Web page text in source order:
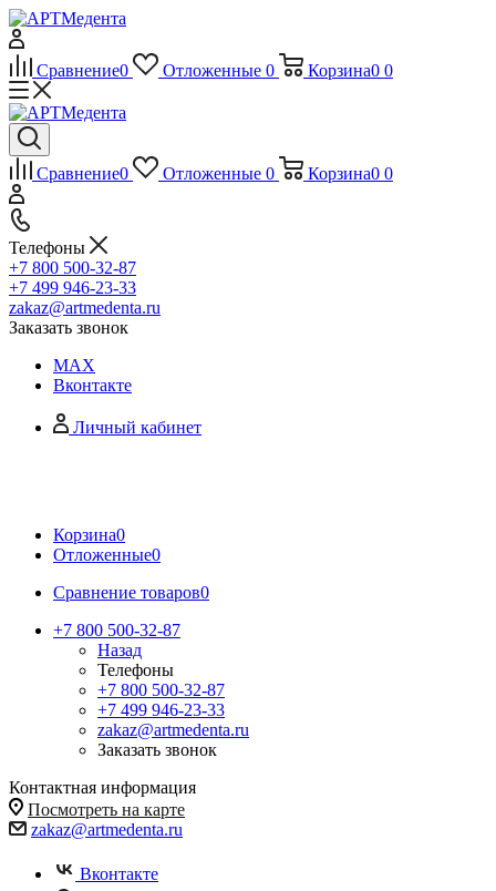
Сравнение0 Отложенные 0 Корзина0 0
Сравнение0 Отложенные 0 Корзина0 0
Телефоны
+7 800 500-32-87
+7 499 946-23-33
zakaz@artmedenta.ru
Заказать звонок
MAX
Вконтакте
Личный кабинет
Корзина0
Отложенные0
Сравнение товаров0
+7 800 500-32-87
Назад
Телефоны
+7 800 500-32-87
+7 499 946-23-33
zakaz@artmedenta.ru
Заказать звонок
Контактная информация
Посмотреть на карте
zakaz@artmedenta.ru
Вконтакте